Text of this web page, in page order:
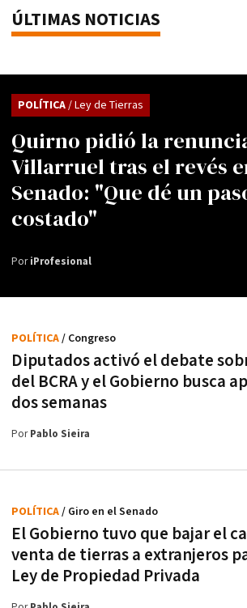
ÚLTIMAS NOTICIAS
Quirno pidió la
Villarruel tras el revés
Senado: "Que dé un
costado"
POLÍTICA/ Ley de Tierras
PoriProfesional
Diputados activó el debate
del BCRA y el Gobierno busca
dos semanas
POLÍTICA/ Congreso
PorPablo Sieira
El Gobierno tuvo que bajar el
venta de tierras a extranjeros
Ley de Propiedad Privada
POLÍTICA/ Giro en el Senado